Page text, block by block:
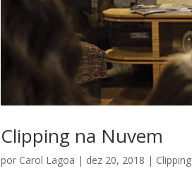
Clipping na Nuvem
por Carol Lagoa | dez 20, 2018 | Clipping